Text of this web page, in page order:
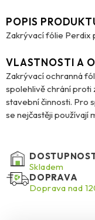
POPIS
Zakrývací fólie Perdix
VLASTNOSTI A
Zakrývací ochranná
spolehlivě chrání proti
stavební činnosti. Pro
se nejčastěji používají
Skladem
DOPRAVA
Doprava nad